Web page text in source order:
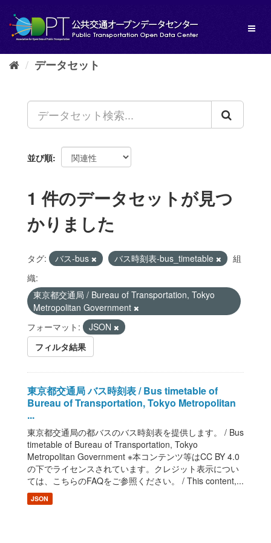
し
データセット
並び順
1 件のデータセットが見つ
かりました
タグ: バス-bus バス時刻表-bus_timetable
組
織:
東京都交通局 / Bureau of Transportation, Tokyo
Metropolitan Government
フォーマット:
JSON
フィルタ結果
東京都交通局 バス時刻表 / Bus timetable of
Bureau of Transportation, Tokyo Metropolitan
...
東京都交通局の都バスのバス時刻表を提供します。 / Bus
timetable of Bureau of Transportation, Tokyo
Metropolitan Government ※本コンテンツ等はCC BY 4.0
の下でライセンスされています。クレジット表示につい
ては、こちらのFAQをご参照ください。 / This content,...
JSON